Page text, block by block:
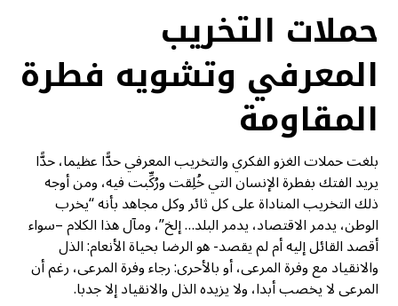
حملات التخريب
المعرفي وتشويه فطرة
المقاومة
بلغت حملات الغزو الفكري والتخريب المعرفي حدًّا عظيما، حدًّا
يريد الفتك بفطرة الإنسان التي خُلِقت ورُكِّبت فيه، ومن أوجه
ذلك التخريب المناداة على كل ثائر وكل مجاهد بأنه “يخرب
الوطن، يدمر الاقتصاد، يدمر البلد… إلخ”، ومآل هذا الكلام –سواء
أقصد القائل إليه أم لم يقصد- هو الرضا بحياة الأنعام: الذل
والانقياد مع وفرة المرعى، أو بالأحرى: رجاء وفرة المرعى، رغم أن
المرعى لا يخصب أبدا، ولا يزيده الذل والانقياد إلا جدبا.